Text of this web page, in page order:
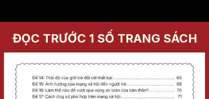
ĐỌC TRƯỚC 1 SỐ TRANG SÁCH